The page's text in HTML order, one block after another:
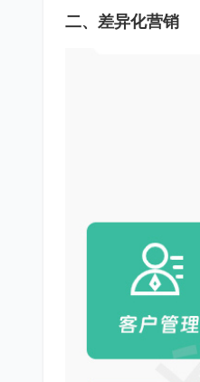
二、差异化营销